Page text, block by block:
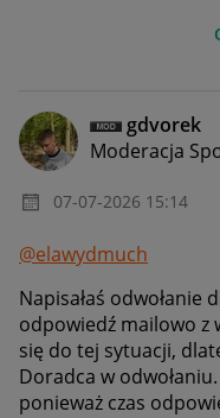
gdvorek
Moderacja
‎07-07-2026 15:14
@elawydmuch
Napisałaś odwołanie
odpowiedź mailowo z
się do tej sytuacji,
Doradca w
ponieważ czas